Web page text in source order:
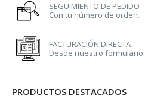
SEGUIMIENTO DE PEDIDO
Con tu número de orden.
FACTURACIÓN DIRECTA
Desde nuestro formulario.
PRODUCTOS DESTACADOS